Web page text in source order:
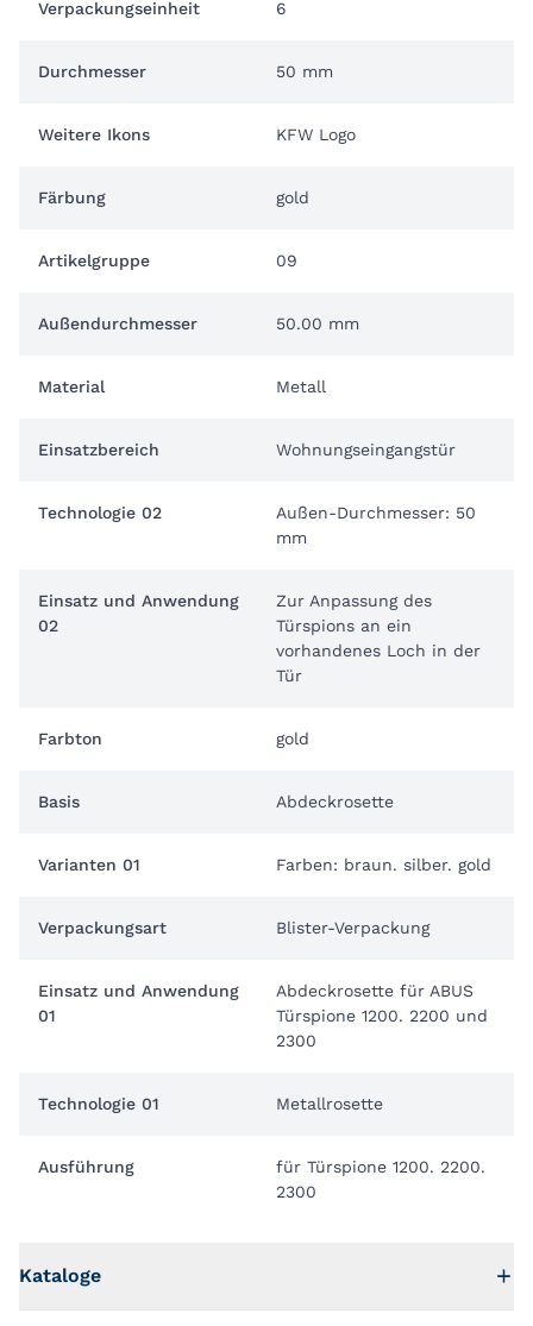
Verpackungseinheit 6
Durchmesser 50 mm
Weitere Ikons KFW Logo
Färbung gold
Artikelgruppe 09
Außendurchmesser 50.00 mm
Material Metall
Einsatzbereich Wohnungseingangstür
Technologie 02
Außen-Durchmesser: 50
mm
Einsatz und Anwendung
02
Zur Anpassung des
Türspions an ein
vorhandenes Loch in der
Tür
Farbton gold
Basis Abdeckrosette
Varianten 01 Farben: braun. silber. gold
Verpackungsart Blister-Verpackung
Einsatz und Anwendung
01
Abdeckrosette für ABUS
Türspione 1200. 2200 und
2300
Technologie 01 Metallrosette
Ausführung
für Türspione 1200. 2200.
2300
Kataloge